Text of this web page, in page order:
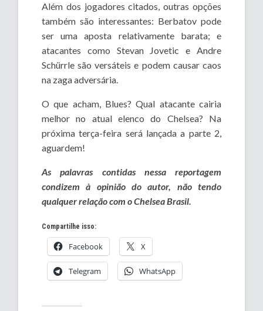
Além dos jogadores citados, outras opções
também são interessantes: Berbatov pode
ser uma aposta relativamente barata; e
atacantes como Stevan Jovetic e Andre
Schürrle são versáteis e podem causar caos
na zaga adversária.
O que acham, Blues? Qual atacante cairia
melhor no atual elenco do Chelsea? Na
próxima terça-feira será lançada a parte 2,
aguardem!
As palavras contidas nessa reportagem
condizem à opinião do autor, não tendo
qualquer relação com o Chelsea Brasil.
Compartilhe isso:
Facebook X
Telegram WhatsApp